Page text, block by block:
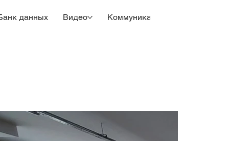
данных Видео Коммуникация